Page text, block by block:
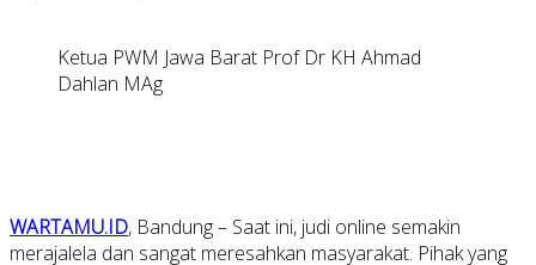
Ketua PWM Jawa Barat Prof Dr KH Ahmad
Dahlan MAg
WARTAMU.ID, Bandung – Saat ini, judi online semakin
merajalela dan sangat meresahkan masyarakat. Pihak yang